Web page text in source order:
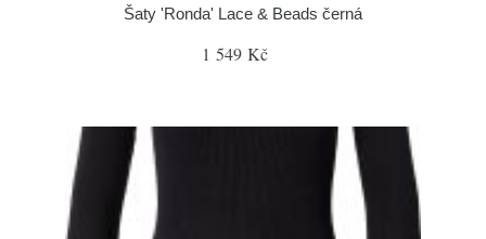
Šaty 'Ronda' Lace & Beads černá
1 549 Kč